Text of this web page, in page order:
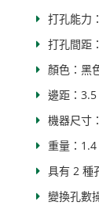
打孔能力
打孔間距
顏色：黑
邊距：
機器尺寸
重量：
具有 2 種
變換孔數